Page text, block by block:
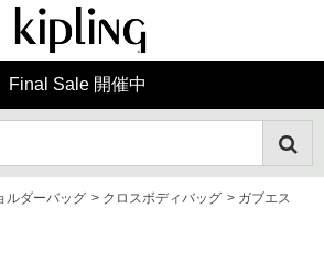
Final Sale 開催中
ルダーバッグ > クロスボディバッグ > ガブエス